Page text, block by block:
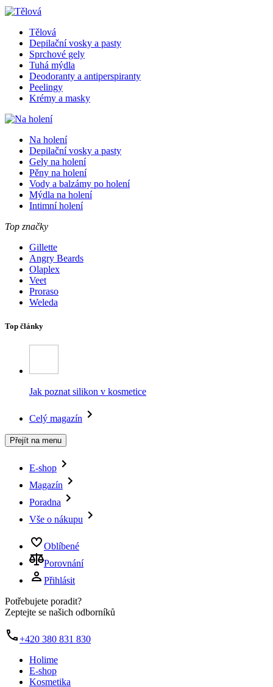
Tělová
Depilační vosky a pasty
Sprchové gely
Tuhá mýdla
Deodoranty a antiperspiranty
Peelingy
Krémy a masky
Na holení
Depilační vosky a pasty
Gely na holení
Pěny na holení
Vody a balzámy po holení
Mýdla na holení
Intimní holení
Top značky
Gillette
Angry Beards
Olaplex
Veet
Proraso
Weleda
Top články
Jak poznat silikon v kosmetice
Celý magazín
Přejít na menu
E-shop
Magazín
Poradna
Vše o nákupu
Oblíbené
Porovnání
Přihlásit
Potřebujete poradit?
Zeptejte se našich odborníků
+420 380 831 830
Holime
E-shop
Kosmetika